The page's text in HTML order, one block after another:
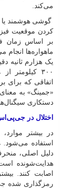
می‌کند.
گوشی هوشمند یا
کردن موقعیت
بر اساس زمان
ماهواره‌ها انجام
۳۰۰
اتفاقی که برای
«جمینگ» به
دستکاری
اختلال در
در بیشتر
استفاده می‌شود.
دلیل اصلی،
هدایت‌شونده است
اصابت کنند.
رمزگذاری شده